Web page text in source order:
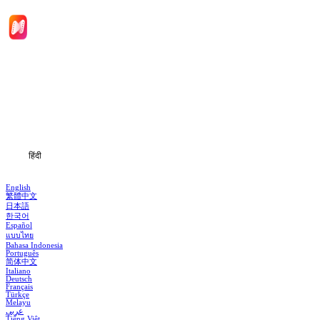
हिंदी
English
繁體中文
日本語
한국어
Español
แบบไทย
Bahasa Indonesia
Português
简体中文
Italiano
Deutsch
Français
Türkçe
Melayu
عربي